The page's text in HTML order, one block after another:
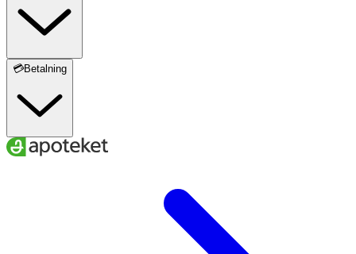
💳Betalning